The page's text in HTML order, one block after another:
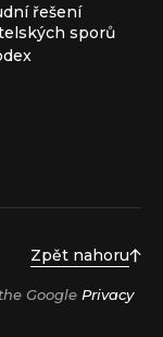
řešení
sporů
Zpět nahoru
Google Privacy